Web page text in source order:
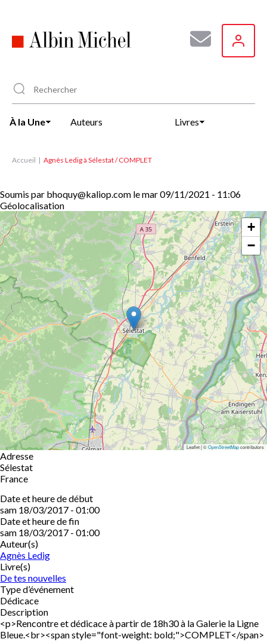
principal
À la Une Auteurs Livres
Accueil Agnès Ledig à Sélestat / COMPLET
Soumis par bhoquy@kaliop.com lemar 09/11/2021 - 11:06
Géolocalisation
+
−
Leaflet | ©OpenStreetMapcontributors
Adresse
Sélestat
France
Date et heure de début
sam 18/03/2017 - 01:00
Date et heure de fin
sam 18/03/2017 - 01:00
Auteur(s)
Agnès Ledig
Livre(s)
De tes nouvelles
Type d’événement
Dédicace
Description
<p>Rencontre et dédicace à partir de 18h30 à la Galerie la Ligne
Bleue.<br><span style="font-weight: bold;">COMPLET</span>